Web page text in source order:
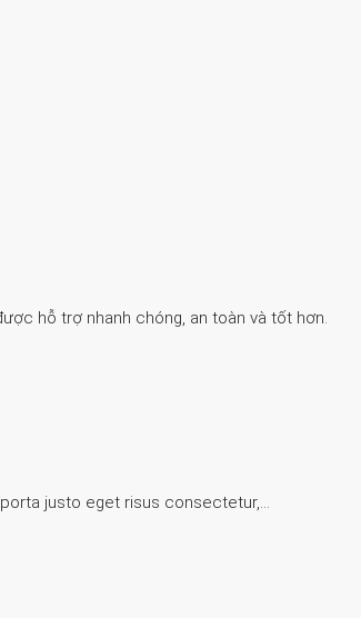
hỗ trợ nhanh chóng, an toàn và tốt hơn.
justo eget risus consectetur,…